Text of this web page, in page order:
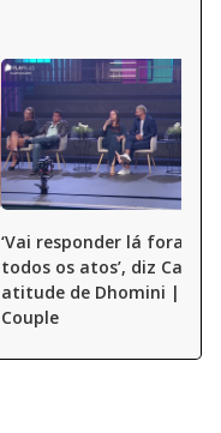
‘Vai responder lá fora por
todos os atos’, diz Carol
atitude de Dhomini |
Couple